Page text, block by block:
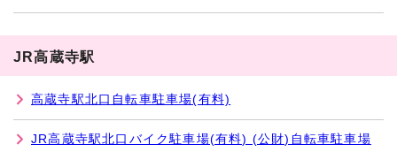
JR高蔵寺駅
高蔵寺駅北口自転車駐車場(有料)
JR高蔵寺駅北口バイク駐車場(有料) (公財)自転車駐車場